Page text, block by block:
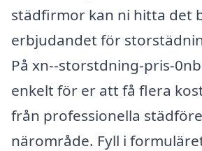
städfirmor kan ni hitta det
erbjudandet för
På xn--storstdning-pris-
enkelt för er att få flera
från professionella
närområde. Fyll i